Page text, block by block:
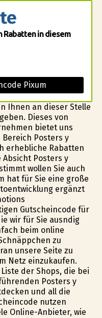
in diesem
Pixum
Ihnen an dieser Stelle
Dieses von
bietet uns
Posters y
erhebliche Rabatten
Posters y
wollen Sie auch
hat für Sie eine große
ergänzt
Gutscheincode für
wir für Sie ausfindig
beim online
zu
unsere Seite zu
Netz einzukaufen.
der Shops, die bei
Posters y
und all die
nutzen
Online-Anbieter, wie